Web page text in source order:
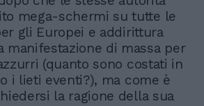
mega-schermi su tutte le
gli Europei e addirittura
manifestazione di massa per
(quanto sono costati in
i lieti eventi?), ma come è
la ragione della sua